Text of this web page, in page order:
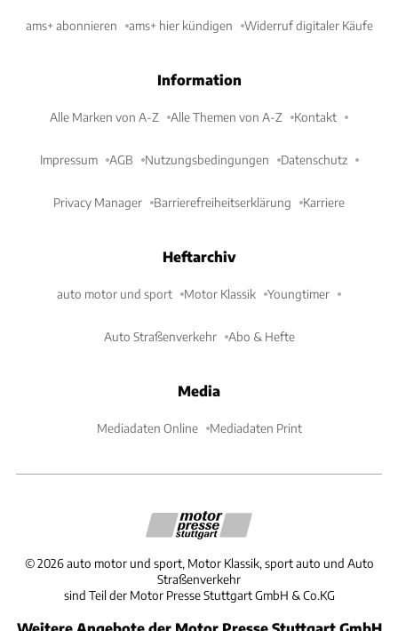
ams+ abonnieren ams+ hier kündigen Widerruf digitaler Käufe
Information
Alle Marken von A-Z Alle Themen von A-Z Kontakt
Impressum AGB Nutzungsbedingungen Datenschutz
Privacy Manager Barrierefreiheitserklärung Karriere
Heftarchiv
auto motor und sport Motor Klassik Youngtimer
Auto Straßenverkehr Abo & Hefte
Media
Mediadaten Online Mediadaten Print
©2026 auto motor und sport, Motor Klassik, sport auto und Auto
Straßenverkehr
sind Teil der Motor Presse Stuttgart GmbH & Co.KG
Weitere Angebote der Motor Presse Stuttgart GmbH